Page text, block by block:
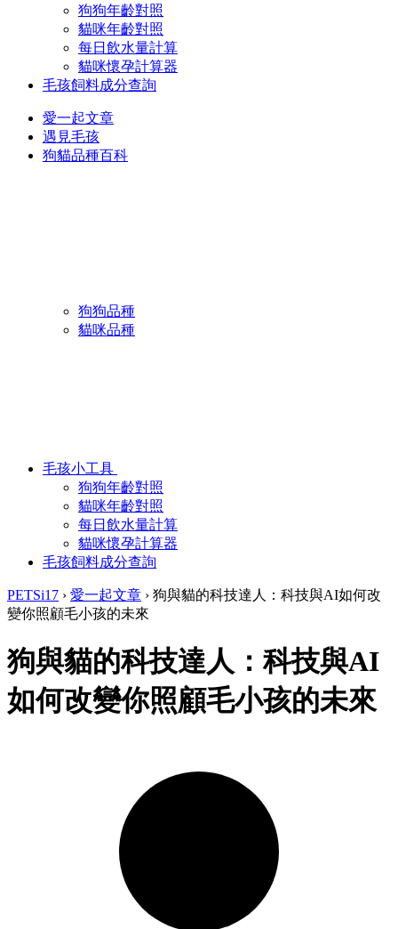
狗狗年齡對照
貓咪年齡對照
每日飲水量計算
貓咪懷孕計算器
毛孩飼料成分查詢
愛一起文章
遇見毛孩
狗貓品種百科
狗狗品種
貓咪品種
毛孩小工具
狗狗年齡對照
貓咪年齡對照
每日飲水量計算
貓咪懷孕計算器
毛孩飼料成分查詢
PETSi17 › 愛一起文章 › 狗與貓的科技達人：科技與AI如何改
變你照顧毛小孩的未來
狗與貓的科技達人：科技與AI
如何改變你照顧毛小孩的未來